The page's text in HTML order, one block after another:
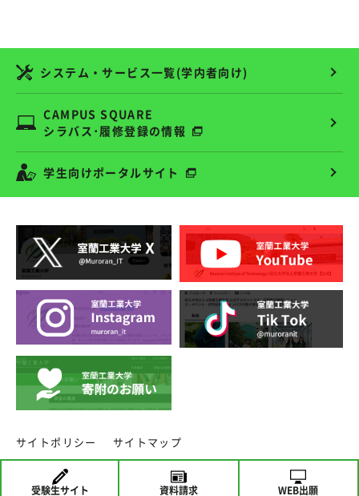
受験生サイト 資料請求 WEB出願
システム・サービス一覧(学内者向け)
CAMPUS SQUARE
シラバス･履修登録の情報
学生向けポータルサイト
サイトポリシー サイトマップ
copyright ⓒ MURORAN INSTITUTE OF TECHNOLOGY.